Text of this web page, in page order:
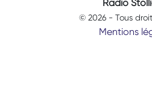
Radio
© 2026 - Tous
Mentions